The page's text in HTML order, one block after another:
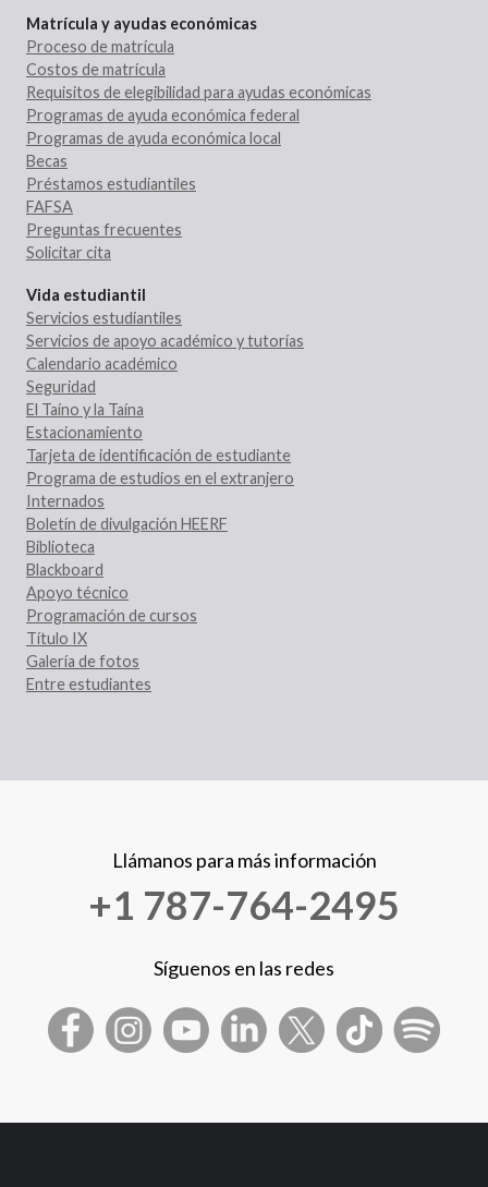
Matrícula y ayudas económicas
Proceso de matrícula
Costos de matrícula
Requisitos de elegibilidad para ayudas económicas
Programas de ayuda económica federal
Programas de ayuda económica local
Becas
Préstamos estudiantiles
FAFSA
Preguntas frecuentes
Solicitar cita
Vida estudiantil
Servicios estudiantiles
Servicios de apoyo académico y tutorías
Calendario académico
Seguridad
El Taíno y la Taína
Estacionamiento
Tarjeta de identificación de estudiante
Programa de estudios en el extranjero
Internados
Boletín de divulgación HEERF
Biblioteca
Blackboard
Apoyo técnico
Programación de cursos
Título IX
Galería de fotos
Entre estudiantes
Llámanos para más información
+1 787-764-2495
Síguenos en las redes